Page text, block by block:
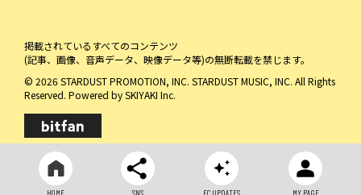
HOME SNS FC UPDATES MY PAGE
掲載されているすべてのコンテンツ
(記事、画像、音声データ、映像データ等)の無断転載を禁じます。
© 2026 STARDUST PROMOTION, INC. STARDUST MUSIC, INC. All Rights
Reserved. Powered bySKIYAKI Inc.